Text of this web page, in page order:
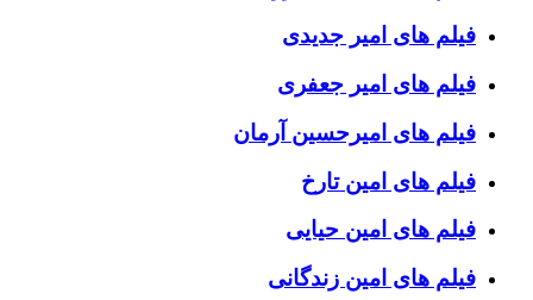
فیلم های امیر جدیدی
فیلم های امیر جعفری
فیلم های امیرحسین آرمان
فیلم های امین تارخ
فیلم های امین حیایی
فیلم های امین زندگانی